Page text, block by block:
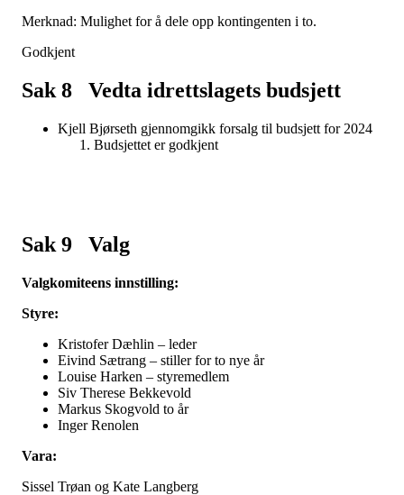
Merknad: Mulighet for å dele opp kontingenten i to.
Godkjent
Sak 8 Vedta idrettslagets budsjett
Kjell Bjørseth gjennomgikk forsalg til budsjett for 2024
Budsjettet er godkjent
Sak 9 Valg
Valgkomiteens innstilling:
Styre:
Kristofer Dæhlin – leder
Eivind Sætrang – stiller for to nye år
Louise Harken – styremedlem
Siv Therese Bekkevold
Markus Skogvold to år
Inger Renolen
Vara:
Sissel Trøan og Kate Langberg